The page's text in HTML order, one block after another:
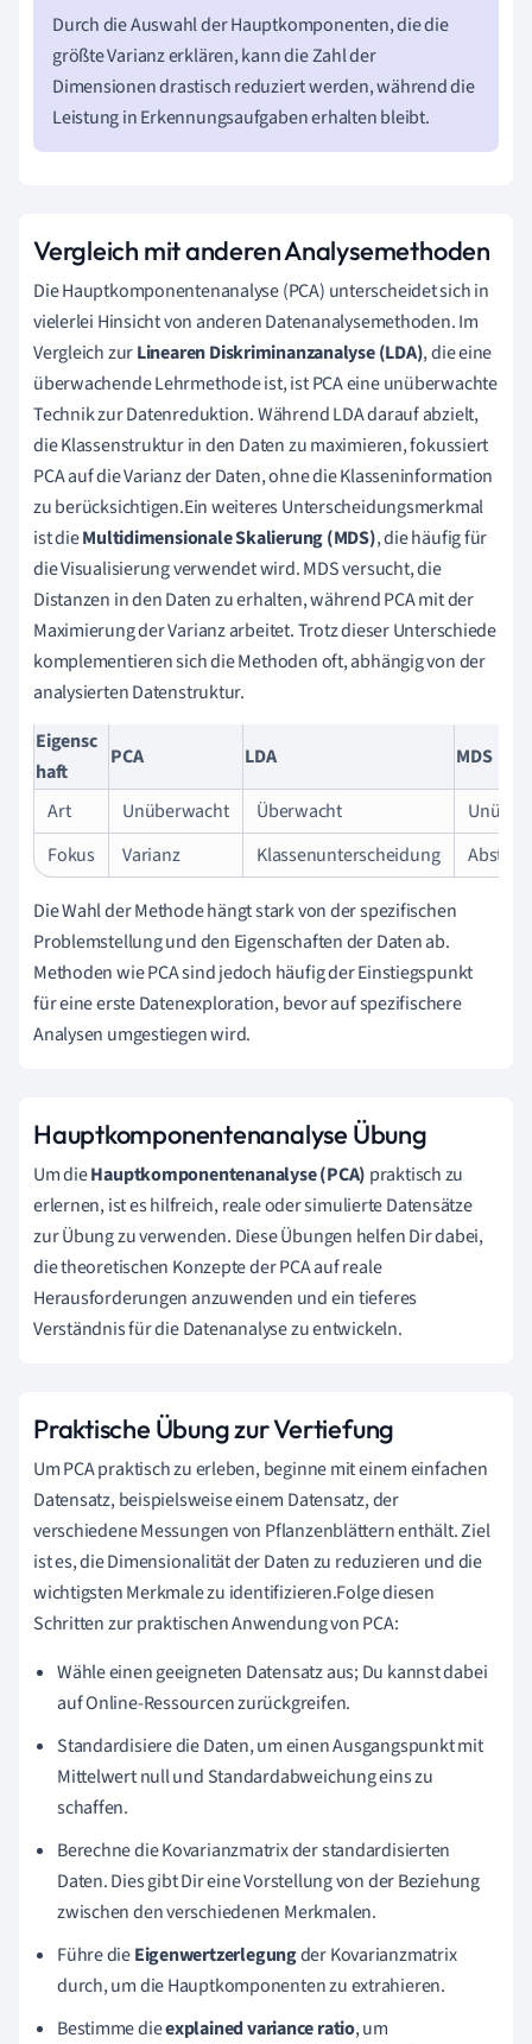
Durch die Auswahl der Hauptkomponenten, die die
größte Varianz erklären, kann die Zahl der
Dimensionen drastisch reduziert werden, während die
Leistung in Erkennungsaufgaben erhalten bleibt.
Vergleich mit anderen Analysemethoden
Die Hauptkomponentenanalyse (PCA) unterscheidet sich in
vielerlei Hinsicht von anderen Datenanalysemethoden. Im
Vergleich zurLinearen Diskriminanzanalyse (LDA), die eine
überwachende Lehrmethode ist, ist PCA eine unüberwachte
Technik zur Datenreduktion. Während LDA darauf abzielt,
die Klassenstruktur in den Daten zu maximieren, fokussiert
PCA auf die Varianz der Daten, ohne die Klasseninformation
zu berücksichtigen.Ein weiteres Unterscheidungsmerkmal
ist dieMultidimensionale Skalierung (MDS), die häufig für
die Visualisierung verwendet wird. MDS versucht, die
Distanzen in den Daten zu erhalten, während PCA mit der
Maximierung der Varianz arbeitet. Trotz dieser Unterschiede
komplementieren sich die Methoden oft, abhängig von der
analysierten Datenstruktur.
Eigensc
haft
PCA LDA MDS
Art Unüberwacht Überwacht
Fokus
Varianz Klassenunterscheidung
Die Wahl der Methode hängt stark von der spezifischen
Problemstellung und den Eigenschaften der Daten ab.
Methoden wie PCA sind jedoch häufig der Einstiegspunkt
für eine erste Datenexploration, bevor auf spezifischere
Analysen umgestiegen wird.
Hauptkomponentenanalyse Übung
Um dieHauptkomponentenanalyse (PCA) praktisch zu
erlernen, ist es hilfreich, reale oder simulierte Datensätze
zur Übung zu verwenden. Diese Übungen helfen Dir dabei,
die theoretischen Konzepte der PCA auf reale
Herausforderungen anzuwenden und ein tieferes
Verständnis für die Datenanalyse zu entwickeln.
Praktische Übung zur Vertiefung
Um PCA praktisch zu erleben, beginne mit einem einfachen
Datensatz, beispielsweise einem Datensatz, der
verschiedene Messungen von Pflanzenblättern enthält. Ziel
ist es, die Dimensionalität der Daten zu reduzieren und die
wichtigsten Merkmale zu identifizieren.Folge diesen
Schritten zur praktischen Anwendung von PCA:
Wähle einen geeigneten Datensatz aus; Du kannst dabei
auf Online-Ressourcen zurückgreifen.
Standardisiere die Daten, um einen Ausgangspunkt mit
Mittelwert null und Standardabweichung eins zu
schaffen.
Berechne die Kovarianzmatrix der standardisierten
Daten. Dies gibt Dir eine Vorstellung von der Beziehung
zwischen den verschiedenen Merkmalen.
Führe dieEigenwertzerlegungder Kovarianzmatrix
durch, um die Hauptkomponenten zu extrahieren.
Bestimme dieexplained variance ratio, um